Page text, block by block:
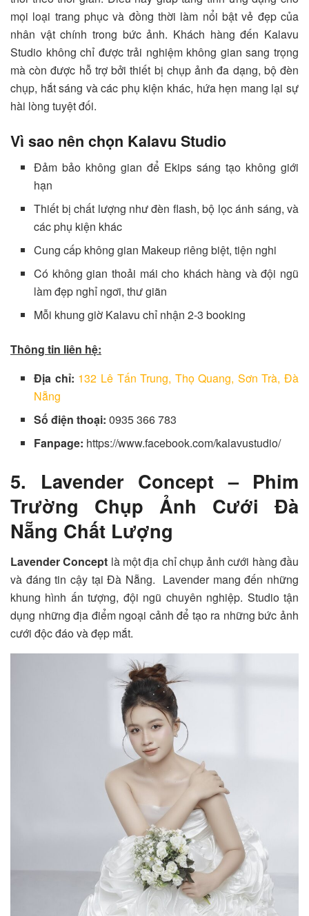
mọi loại trang phục và đồng thời làm nổi bật vẻ đẹp của
nhân vật chính trong bức ảnh. Khách hàng đến Kalavu
Studio không chỉ được trải nghiệm không gian sang trọng
mà còn được hỗ trợ bởi thiết bị chụp ảnh đa dạng, bộ đèn
chụp, hắt sáng và các phụ kiện khác, hứa hẹn mang lại sự
hài lòng tuyệt đối.
Vì sao nên chọn Kalavu Studio
Đảm bảo không gian để Ekips sáng tạo không giới
hạn
Thiết bị chất lượng như đèn flash, bộ lọc ánh sáng, và
các phụ kiện khác
Cung cấp không gian Makeup riêng biệt, tiện nghi
Có không gian thoải mái cho khách hàng và đội ngũ
làm đẹp nghỉ ngơi, thư giãn
Mỗi khung giờ Kalavu chỉ nhận 2-3 booking
Thông tin liên hệ:
Địa chỉ: 132 Lê Tấn Trung, Thọ Quang, Sơn Trà, Đà
Nẵng
Số điện thoại:0935 366 783
Fanpage: https://www.facebook.com/kalavustudio/
5. Lavender Concept – Phim
Trường Chụp Ảnh Cưới Đà
Nẵng Chất Lượng
Lavender Concept là một địa chỉ chụp ảnh cưới hàng đầu
và đáng tin cậy tại Đà Nẵng. Lavender mang đến những
khung hình ấn tượng, đội ngũ chuyên nghiệp. Studio tận
dụng những địa điểm ngoại cảnh để tạo ra những bức ảnh
cưới độc đáo và đẹp mắt.